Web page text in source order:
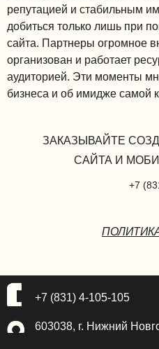
репутацией и стабильным
добиться только лишь при
сайта. Партнеры огромное
организован и работает
аудиторией. Эти моменты
бизнеса и об имидже самой
ЗАКАЗЫВАЙТЕ
САЙТА И
+7
+7 (831) 4-105-105
603038, г. Нижний